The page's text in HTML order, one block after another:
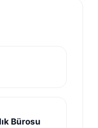
Bürosu